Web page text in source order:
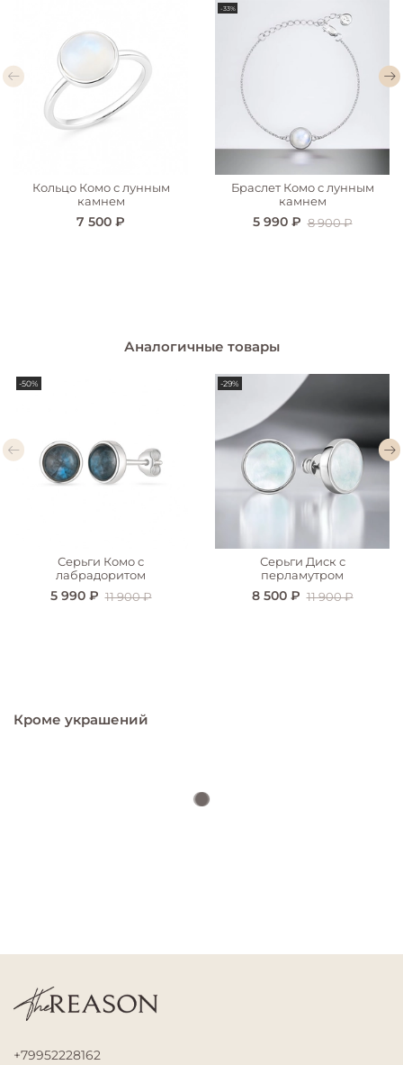
Кольцо Комо с лунным
камнем
7 500 ₽
-33%
Браслет Комо с лунным
камнем
5 990 ₽ 8 900 ₽
Аналогичные товары
-50%
Серьги Комо с
лабрадоритом
5 990 ₽ 11 900 ₽
-29%
Серьги Диск с
перламутром
8 500 ₽ 11 900 ₽
Кроме украшений
+79952228162